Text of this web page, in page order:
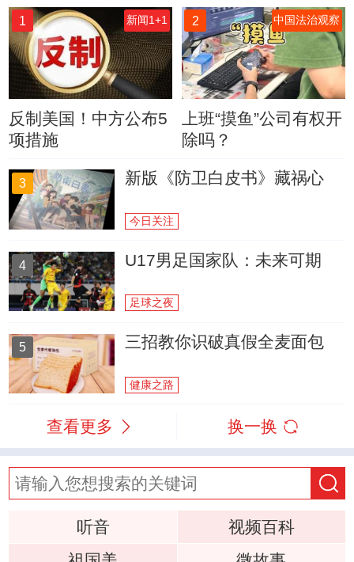
1 新闻1+1
反制美国！中方公布5
项措施
2 中国法治观察
上班“摸鱼”公司有权开
除吗？
3 新版《防卫白皮书》藏祸心
今日关注
4 U17男足国家队：未来可期
足球之夜
5 三招教你识破真假全麦面包
健康之路
查看更多 换一换
听音
视频百科